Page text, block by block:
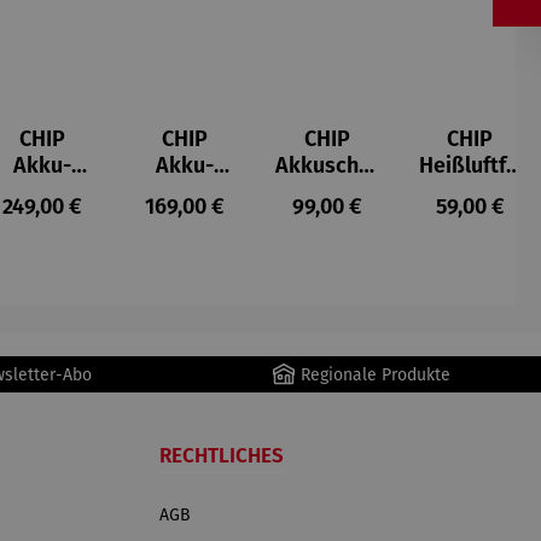
CHIP
Akku-
Staubsau
ger
Regulärer Preis:
249,00 €
CHIP
Akku-
Staubsau
ger DS02
Regulärer Preis:
169,00 €
CHIP
Akkuschra
uber
Regulärer Preis:
99,00 €
CHIP
Heißluftfri
tteuse
Regulärer
59,00 €
Abo Regionale Produkte
RECHTLICHES
AGB